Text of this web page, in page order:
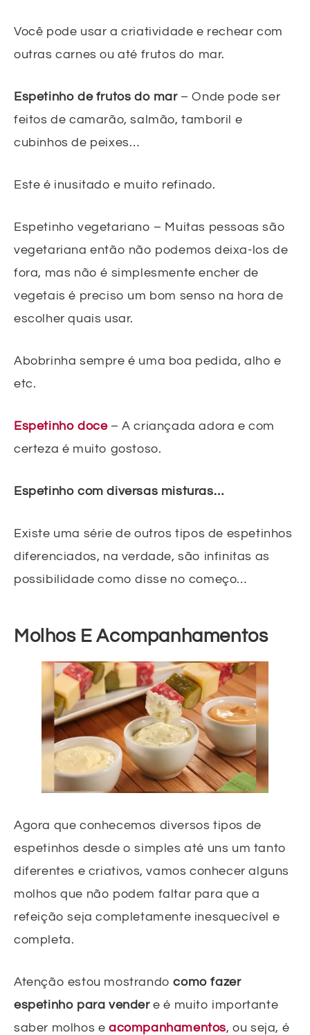
Você pode usar a criatividade e rechear com
outras carnes ou até frutos do mar.
Espetinho de frutos do mar– Onde pode ser
feitos de camarão, salmão, tamboril e
cubinhos de peixes…
Este é inusitado e muito refinado.
Espetinho vegetariano – Muitas pessoas são
vegetariana então não podemos deixa-los de
fora, mas não é simplesmente encher de
vegetais é preciso um bom senso na hora de
escolher quais usar.
Abobrinha sempre é uma boa pedida, alho e
etc.
Espetinho doce– A criançada adora e com
certeza é muito gostoso.
Espetinho com diversas misturas…
Existe uma série de outros tipos de espetinhos
diferenciados, na verdade, são infinitas as
possibilidade como disse no começo…
Molhos E Acompanhamentos
Agora que conhecemos diversos tipos de
espetinhos desde o simples até uns um tanto
diferentes e criativos, vamos conhecer alguns
molhos que não podem faltar para que a
refeição seja completamente inesquecível e
completa.
Atenção estou mostrandocomo fazer
espetinho para vendere é muito importante
saber molhos e acompanhamentos, ou seja, é